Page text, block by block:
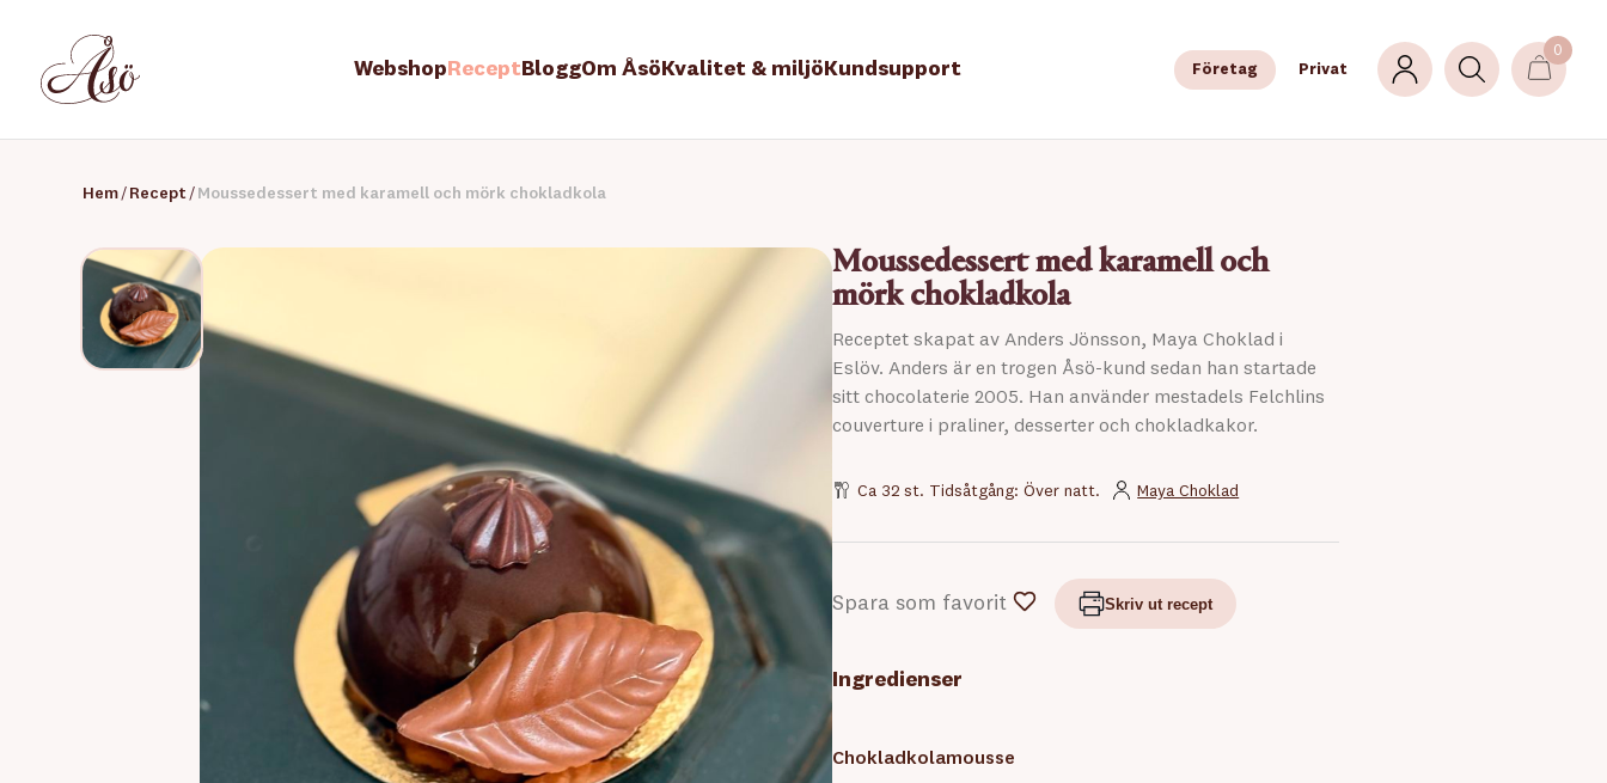
Webshop Recept BloggOm Åsö Kvalitet & miljö Kundsupport Företag Privat
0
Hem / Recept / Moussedessert med karamell och mörk chokladkola
Moussedessert med karamell och
mörk chokladkola
Receptet skapat av Anders Jönsson, Maya Choklad i
Eslöv. Anders är en trogen Åsö-kund sedan han startade
sitt chocolaterie 2005. Han använder mestadels Felchlins
couverture i praliner, desserter och chokladkakor.
Ca 32 st. Tidsåtgång: Över natt. Maya Choklad
Spara som favorit Skriv ut recept
Ingredienser
Chokladkolamousse